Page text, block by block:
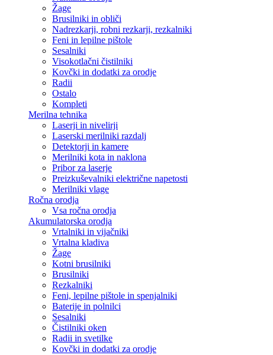
Žage
Brusilniki in obliči
Nadrezkarji, robni rezkarji, rezkalniki
Feni in lepilne pištole
Sesalniki
Visokotlačni čistilniki
Kovčki in dodatki za orodje
Radii
Ostalo
Kompleti
Merilna tehnika
Laserji in nivelirji
Laserski merilniki razdalj
Detektorji in kamere
Merilniki kota in naklona
Pribor za laserje
Preizkuševalniki električne napetosti
Merilniki vlage
Ročna orodja
Vsa ročna orodja
Akumulatorska orodja
Vrtalniki in vijačniki
Vrtalna kladiva
Žage
Kotni brusilniki
Brusilniki
Rezkalniki
Feni, lepilne pištole in spenjalniki
Baterije in polnilci
Sesalniki
Čistilniki oken
Radii in svetilke
Kovčki in dodatki za orodje